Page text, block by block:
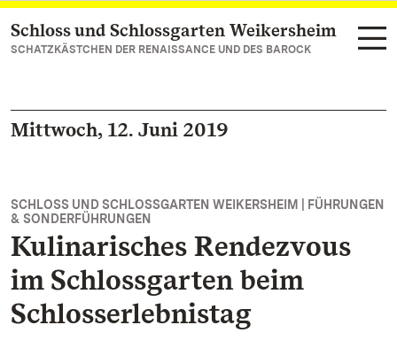
Zum Hauptinhalt springen
Schloss und Schlossgarten Weikersheim
SCHATZKÄSTCHEN DER RENAISSANCE UND DES BAROCK
Mittwoch, 12. Juni 2019
SCHLOSS UND SCHLOSSGARTEN WEIKERSHEIM | FÜHRUNGEN
& SONDERFÜHRUNGEN
Kulinarisches Rendezvous
im Schlossgarten beim
Schlosserlebnistag